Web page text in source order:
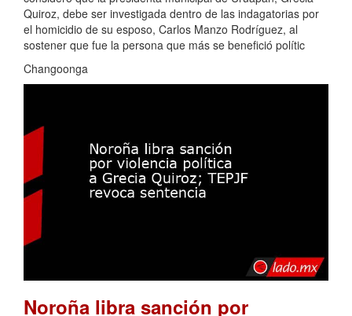
Quiroz, debe ser investigada dentro de las indagatorias por
el homicidio de su esposo, Carlos Manzo Rodríguez, al
sostener que fue la persona que más se benefició polític
Changoonga
Noroña libra sanción por